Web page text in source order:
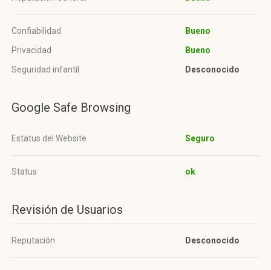
Confiabilidad
Bueno
Privacidad
Bueno
Seguridad infantil
Desconocido
Google Safe Browsing
Estatus del Website Seguro
Status ok
Revisión de Usuarios
Reputación Desconocido